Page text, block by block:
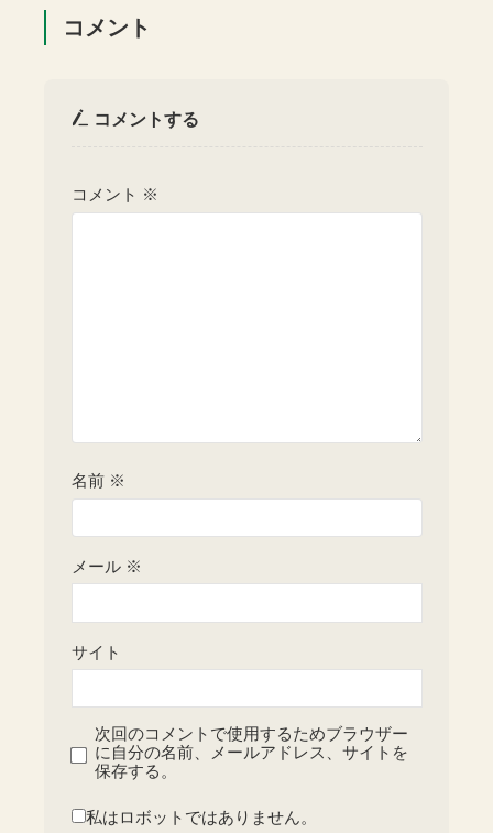
コメント
コメントする
コメント ※
名前 ※
メール ※
サイト
次回のコメントで使用するためブラウザー
に自分の名前、メールアドレス、サイトを
保存する。
私はロボットではありません。